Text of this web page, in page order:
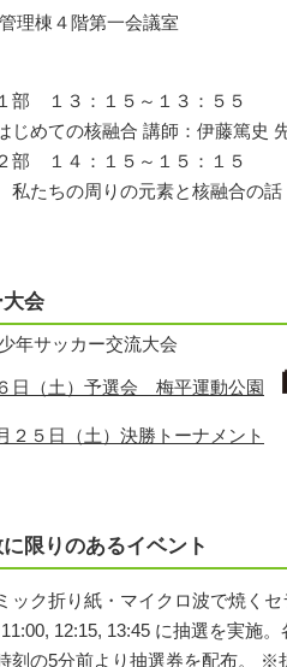
理棟４階第一会議室
部 １３：１５～１３：５５
めての核融合 講師：伊藤篤史
部 １４：１５～１５：１５
ちの周りの元素と核融合の話
会
年サッカー交流大会
日（土）予選会 梅平運動公園
２５日（土）決勝トーナメント
限りのあるイベント
ック折り紙・マイクロ波で焼くセ
12:15, 13:45 に抽選を実施
刻の5分前より抽選券を配布。 ※